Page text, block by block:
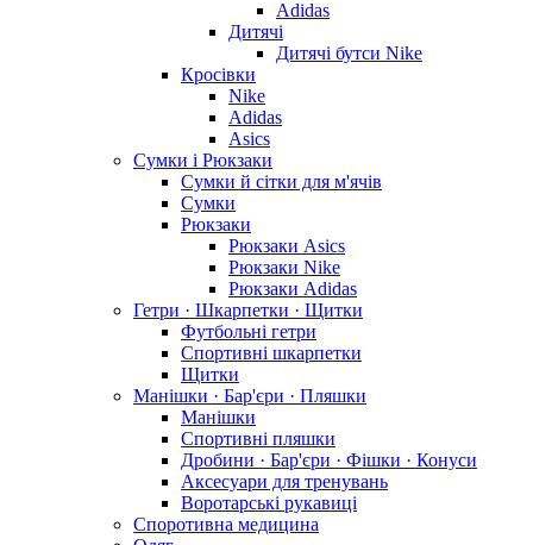
Adidas
Дитячі
Дитячі бутси Nike
Кросівки
Nike
Adidas
Asics
Сумки і Рюкзаки
Сумки й сітки для м'ячів
Сумки
Рюкзаки
Рюкзаки Asics
Рюкзаки Nike
Рюкзаки Adidas
Гетри · Шкарпетки · Щитки
Футбольні гетри
Спортивні шкарпетки
Щитки
Манішки · Бар'єри · Пляшки
Манішки
Спортивні пляшки
Дробини · Бар'єри · Фішки · Конуси
Аксесуари для тренувань
Воротарські рукавиці
Споротивна медицина